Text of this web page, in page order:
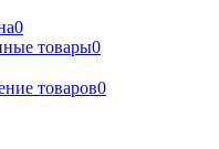
0
товары0
товаров0